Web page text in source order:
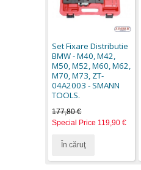
Set Fixare Distributie
BMW - M40, M42,
M50, M52, M60, M62,
M70, M73, ZT-
04A2003 - SMANN
TOOLS.
177,80 €
Special Price 119,90 €
În căruţ